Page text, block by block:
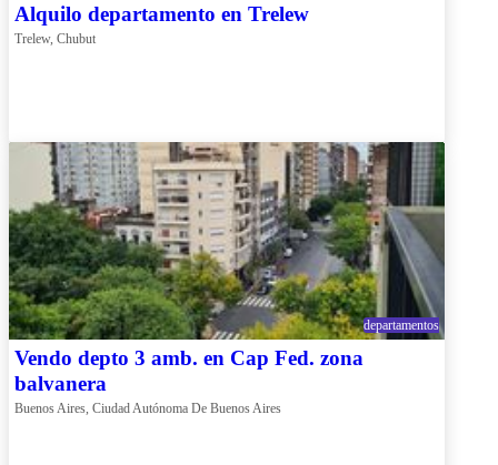
Alquilo departamento en Trelew
Trelew, Chubut
departamentos
Vendo depto 3 amb. en Cap Fed. zona
balvanera
Buenos Aires, Ciudad Autónoma De Buenos Aires